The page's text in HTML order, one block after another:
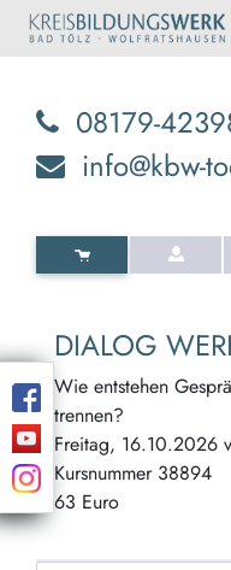
08179-
info@kbw-
DIALOG
Wie entstehen
trennen?
Freitag, 16.10.2026
Kursnummer 38894
63 Euro